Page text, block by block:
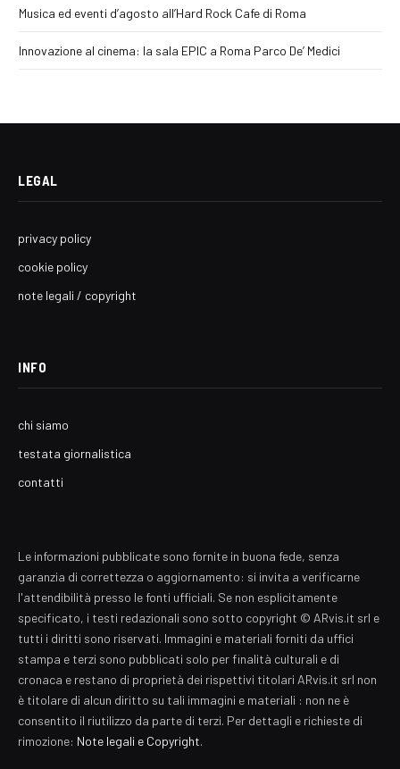
Musica ed eventi d’agosto all’Hard Rock Cafe di Roma
Innovazione al cinema: la sala EPIC a Roma Parco De’ Medici
LEGAL
privacy policy
cookie policy
note legali / copyright
INFO
chi siamo
testata giornalistica
contatti
Le informazioni pubblicate sono fornite in buona fede, senza
garanzia di correttezza o aggiornamento: si invita a verificarne
l'attendibilità presso le fonti ufficiali. Se non esplicitamente
specificato, i testi redazionali sono sotto copyright © ARvis.it srl e
tutti i diritti sono riservati. Immagini e materiali forniti da uffici
stampa e terzi sono pubblicati solo per finalità culturali e di
cronaca e restano di proprietà dei rispettivi titolari ARvis.it srl non
è titolare di alcun diritto su tali immagini e materiali : non ne è
consentito il riutilizzo da parte di terzi. Per dettagli e richieste di
rimozione: Note legali e Copyright.